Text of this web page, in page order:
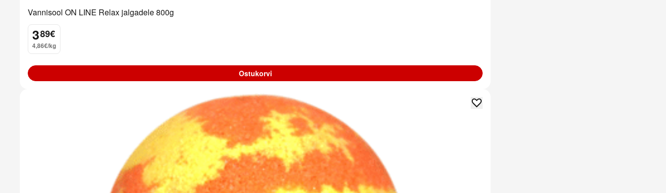
Vannisool ON LINE Relax jalgadele 800g
3
. 89€
4,86€/kg
Ostukorvi